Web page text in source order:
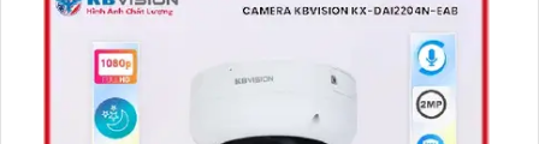
dễ dàng từ xa mà không ảnh hưởng đến chất lượng hình